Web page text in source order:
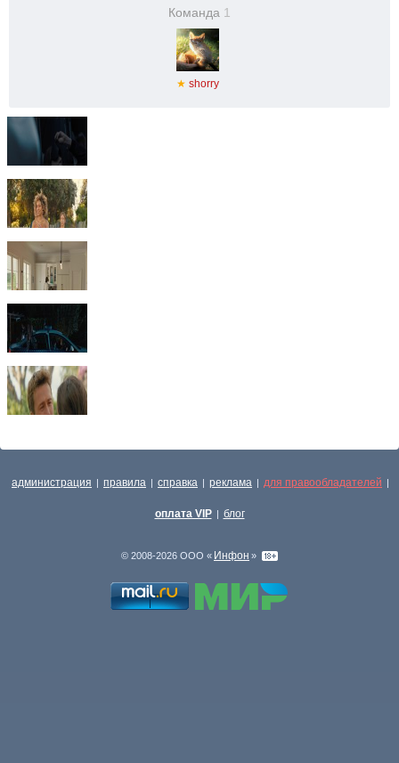
Команда 1
★ shorry
администрация | правила | справка | реклама | для правообладателей |
оплата VIP | блог
© 2008-2026 ООО « Инфон »